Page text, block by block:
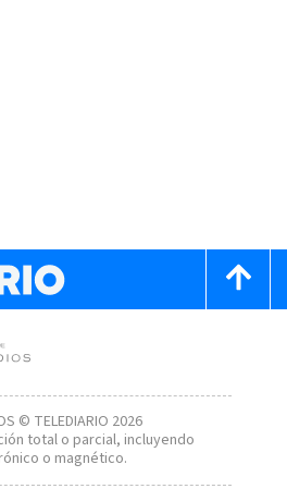
© TELEDIARIO 2026
total o parcial, incluyendo
o magnético.